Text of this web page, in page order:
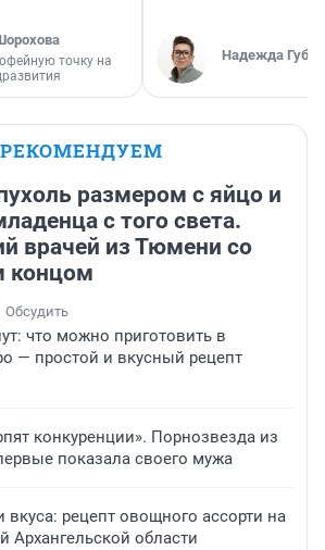
точку на
Надежда
РЕКОМЕНДУЕМ
размером с яйцо и
с того света.
врачей из Тюмени со
концом
Обсудить
что можно приготовить в
— простой и вкусный рецепт
конкуренции». Порнозвезда из
показала своего мужа
вкуса: рецепт овощного ассорти на
Архангельской области